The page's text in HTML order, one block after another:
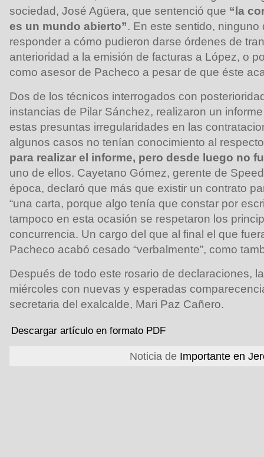
sociedad, José Agüera, que sentenció que “la
es un mundo abierto”. En este sentido,
responder a cómo pudieron darse órdenes de
anterioridad a la emisión de facturas a López, o
como asesor de Pacheco a pesar de que éste
Dos de los técnicos interrogados con
instancias de Pilar Sánchez, realizaron un
estas presuntas irregularidades en las
algunos casos no tenían conocimiento al
para realizar el informe, pero desde luego no
uno de ellos. Cayetano Gómez, gerente de
época, declaró que más que existir un contrato
“una carta, porque algo tenía que constar por
tampoco en esta ocasión se respetaron los
concurrencia. Un cargo del que al final el que
Pacheco acabó cesado “verbalmente”, como
Después de todo este rosario de declaraciones,
miércoles con nuevas y esperadas
secretaria del exalcalde, Mari Paz Cañero.
Descargar artículo en formato PDF
Noticia de Importante en